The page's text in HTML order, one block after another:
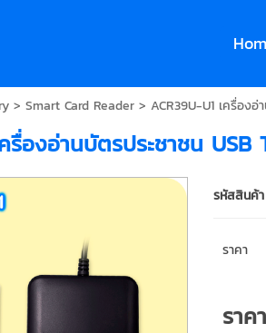
> Smart Card Reader> ACR39U-U1 เครื่อง
ครื่องอ่านบัตรประชาชน
รหัสสินค้
ราคา
ราค